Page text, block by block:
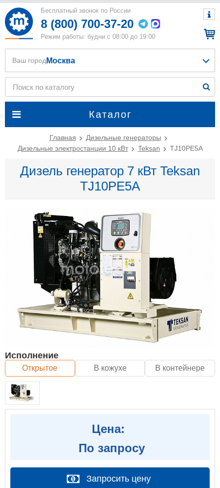
Бесплатный звонок по России
8 (800) 700-37-20
Режим работы: будни с 08:00 до 19:00
Каталог
Ваш город Москва
Главная
Дизельные генераторы
Дизельные электростанции 10 кВт
Teksan TJ10PE5A
Дизель генератор 7 кВт Teksan
TJ10PE5A
Исполнение
Открытое В кожухе В контейнере
Цена:
По запросу
Запросить цену